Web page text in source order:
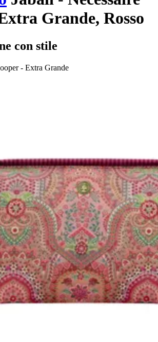
Grande, Rosso
con stile
- Extra Grande